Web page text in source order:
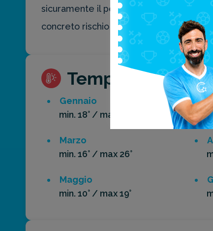
sicuramente il peggiore per andare in
concreto rischio di non poter godere
Temperature
Gennaio
min. 18° / max 28°
Marzo
min. 16° / max 26°
Maggio
min. 10° / max 19°